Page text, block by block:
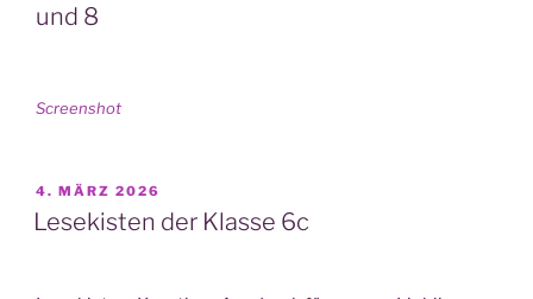
und 8
Screen­shot
VERÖFFENTLICHT
AM
4. MÄRZ 2026
Lesekisten der Klasse 6c